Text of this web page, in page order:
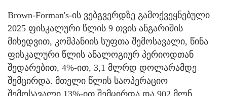
Brown-Forman's-ის ვებგვერდზე გამოქვეყნებული
2025 ფისკალური წლის 9 თვის ანგარიშის
მიხედვით, კომპანიის სუფთა შემოსავალი, წინა
ფისკალური წლის ანალოგიურ პერიოდთან
შედარებით, 4%-ით, 3,1 მლრდ დოლარამდე
შემცირდა. მთელი წლის საოპერაციო
შემოსავალი 13%-ით შემცირდა და 902 მლნ